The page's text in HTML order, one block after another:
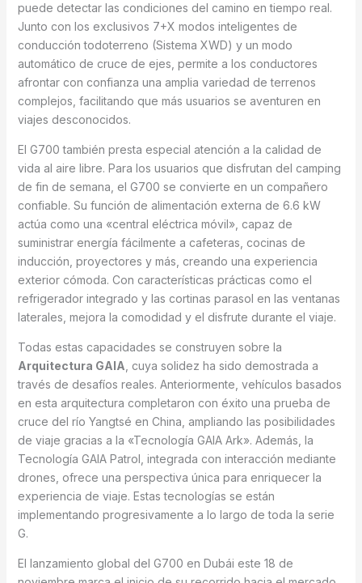
puede detectar las condiciones del camino en tiempo real.
Junto con los exclusivos 7+X modos inteligentes de
conducción todoterreno (Sistema XWD) y un modo
automático de cruce de ejes, permite a los conductores
afrontar con confianza una amplia variedad de terrenos
complejos, facilitando que más usuarios se aventuren en
viajes desconocidos.
El G700 también presta especial atención a la calidad de
vida al aire libre. Para los usuarios que disfrutan del camping
de fin de semana, el G700 se convierte en un compañero
confiable. Su función de alimentación externa de 6.6 kW
actúa como una «central eléctrica móvil», capaz de
suministrar energía fácilmente a cafeteras, cocinas de
inducción, proyectores y más, creando una experiencia
exterior cómoda. Con características prácticas como el
refrigerador integrado y las cortinas parasol en las ventanas
laterales, mejora la comodidad y el disfrute durante el viaje.
Todas estas capacidades se construyen sobre la
Arquitectura GAIA , cuya solidez ha sido demostrada a
través de desafíos reales. Anteriormente, vehículos basados
en esta arquitectura completaron con éxito una prueba de
cruce del río Yangtsé en China, ampliando las posibilidades
de viaje gracias a la «Tecnología GAIA Ark». Además, la
Tecnología GAIA Patrol, integrada con interacción mediante
drones, ofrece una perspectiva única para enriquecer la
experiencia de viaje. Estas tecnologías se están
implementando progresivamente a lo largo de toda la serie
G.
El lanzamiento global del G700 en Dubái este 18 de